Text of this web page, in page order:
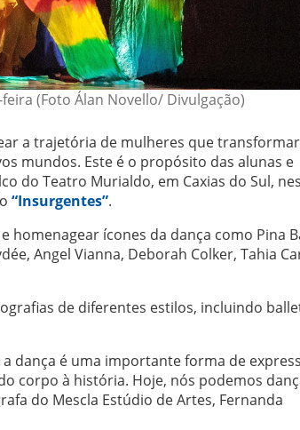
(Foto Álan Novello/ Divulgação)
a trajetória de mulheres que
mundos. Este é o propósito das alunas e
do Teatro Murialdo, em Caxias do Sul,
“Insurgentes”.
homenagear ícones da dança como Pina
Angel Vianna, Deborah Colker, Tahia
de diferentes estilos, incluindo
dança é uma importante forma de
corpo à história. Hoje, nós podemos
do Mescla Estúdio de Artes, Fernanda